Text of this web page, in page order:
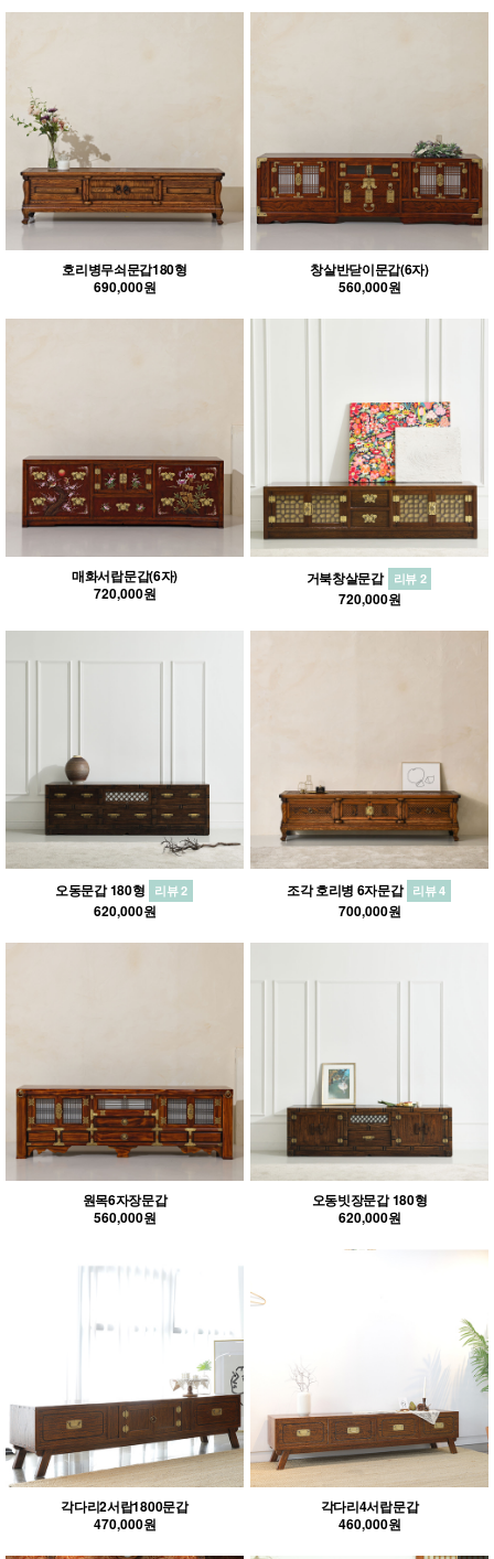
호리병무쇠문갑180형
690,000원
창살반닫이문갑(6자)
560,000원
매화서랍문갑(6자)
720,000원
거북창살문갑 리뷰 2
720,000원
오동문갑 180형 리뷰 2
620,000원
조각 호리병 6자문갑 리뷰 4
700,000원
원목6자장문갑
560,000원
오동빗장문갑 180형
620,000원
각다리2서랍1800문갑
470,000원
각다리4서랍문갑
460,000원